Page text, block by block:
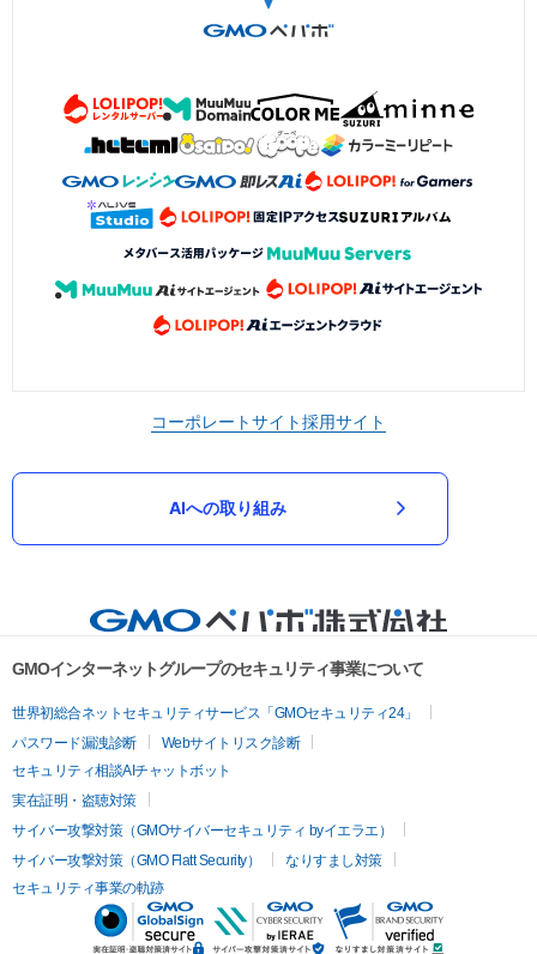
コーポレートサイト採用サイト
AIへの取り組み
GMOインターネットグループのセキュリティ事業について
世界初総合ネットセキュリティサービス「GMOセキュリティ24」
パスワード漏洩診断
Webサイトリスク診断
セキュリティ相談AIチャットボット
実在証明・盗聴対策
サイバー攻撃対策（GMOサイバーセキュリティ byイエラエ）
サイバー攻撃対策（GMO Flatt Security）
なりすまし対策
セキュリティ事業の軌跡